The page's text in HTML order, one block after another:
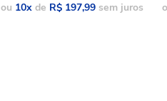
ou 10x de R$ 197,99 sem juros